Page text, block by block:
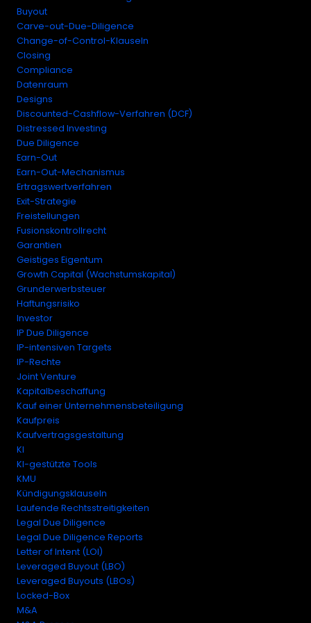
Buyout
Carve-out-Due-Diligence
Change-of-Control-Klauseln
Closing
Compliance
Datenraum
Designs
Discounted-Cashflow-Verfahren (DCF)
Distressed Investing
Due Diligence
Earn-Out
Earn-Out-Mechanismus
Ertragswertverfahren
Exit-Strategie
Freistellungen
Fusionskontrollrecht
Garantien
Geistiges Eigentum
Growth Capital (Wachstumskapital)
Grunderwerbsteuer
Haftungsrisiko
Investor
IP Due Diligence
IP-intensiven Targets
IP-Rechte
Joint Venture
Kapitalbeschaffung
Kauf einer Unternehmensbeteiligung
Kaufpreis
Kaufvertragsgestaltung
KI
KI-gestützte Tools
KMU
Kündigungsklauseln
Laufende Rechtsstreitigkeiten
Legal Due Diligence
Legal Due Diligence Reports
Letter of Intent (LOI)
Leveraged Buyout (LBO)
Leveraged Buyouts (LBOs)
Locked-Box
M&A